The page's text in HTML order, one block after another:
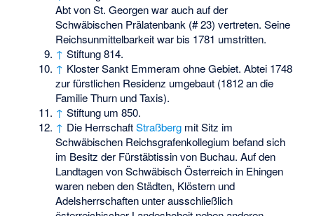
Abt von St. Georgen war auch auf der
Schwäbischen Prälatenbank (# 23) vertreten. Seine
Reichsunmittelbarkeit war bis 1781 umstritten.
↑ Stiftung 814.
↑ Kloster Sankt Emmeram ohne Gebiet. Abtei 1748
zur fürstlichen Residenz umgebaut (1812 an die
Familie Thurn und Taxis).
↑ Stiftung um 850.
↑ Die HerrschaftStraßberg mit Sitz im
Schwäbischen Reichsgrafenkollegium befand sich
im Besitz der Fürstäbtissin von Buchau. Auf den
Landtagen von Schwäbisch Österreich in Ehingen
waren neben den Städten, Klöstern und
Adelsherrschaften unter ausschließlich